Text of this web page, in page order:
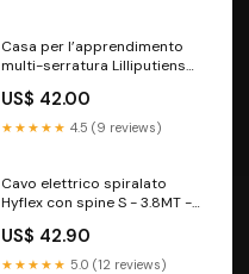
Casa per l’apprendimento
multi-serratura Lilliputiens
US$ 42.00
★★★★★ 4.5 (9 reviews)
Cavo elettrico spiralato
Hyflex con spine S - 3.8MT -
guasto per rimorchio - 7 pin
24V
US$ 42.90
★★★★★ 5.0 (12 reviews)